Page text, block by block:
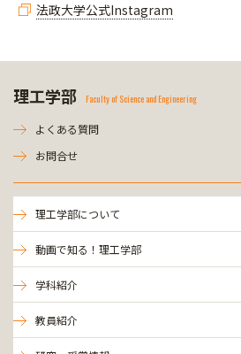
法政大学公式Instagram
理工学部 Faculty of Science and Engineering
よくある質問
お問合せ
理工学部について
動画で知る！理工学部
学科紹介
教員紹介